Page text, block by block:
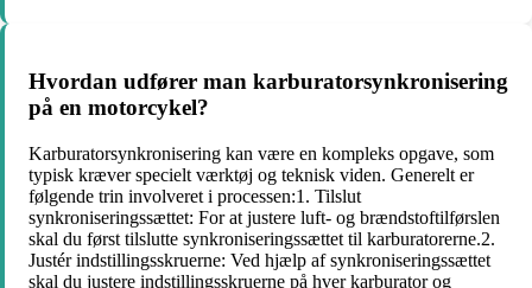
Hvordan udfører man karburatorsynkronisering
på en motorcykel?
Karburatorsynkronisering kan være en kompleks opgave, som
typisk kræver specielt værktøj og teknisk viden. Generelt er
følgende trin involveret i processen:1. Tilslut
synkroniseringssættet: For at justere luft- og brændstoftilførslen
skal du først tilslutte synkroniseringssættet til karburatorerne.2.
Justér indstillingsskruerne: Ved hjælp af synkroniseringssættet
skal du justere indstillingsskruerne på hver karburator og